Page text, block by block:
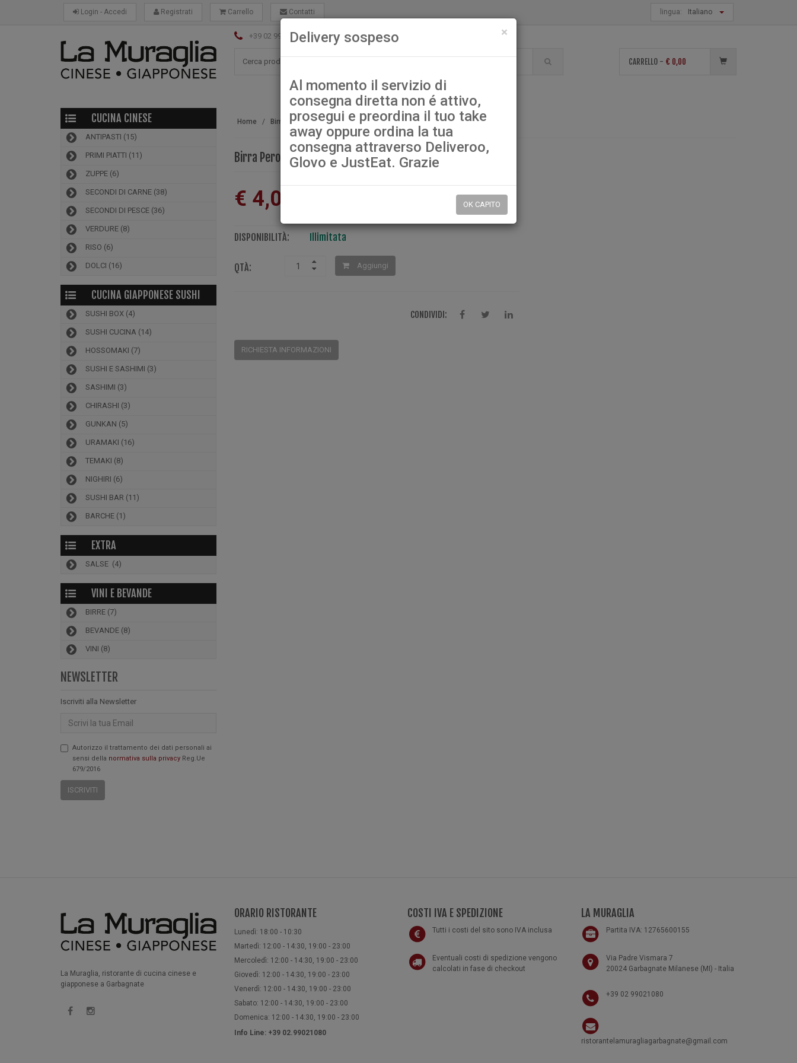
Login - Accedi Registrati Carrello Contatti lingua: Italiano
+39 02 99021080 ristorantelamuragliagarbagnate@gmail.com
CARRELLO - € 0,00
CUCINA CINESE
ANTIPASTI (15)
PRIMI PIATTI (11)
ZUPPE (6)
SECONDI DI CARNE (38)
SECONDI DI PESCE (36)
VERDURE (8)
RISO (6)
DOLCI (16)
CUCINA GIAPPONESE SUSHI
SUSHI BOX (4)
SUSHI CUCINA (14)
HOSSOMAKI (7)
SUSHI E SASHIMI (3)
SASHIMI (3)
CHIRASHI (3)
GUNKAN (5)
URAMAKI (16)
TEMAKI (8)
NIGHIRI (6)
SUSHI BAR (11)
BARCHE (1)
EXTRA
SALSE (4)
VINI E BEVANDE
BIRRE (7)
BEVANDE (8)
VINI (8)
NEWSLETTER
Iscriviti alla Newsletter
Email
Autorizzo il trattamento dei dati personali ai
sensi della normativa sulla privacy Reg.Ue
679/2016
ISCRIVITI
Home Birre Birra Peroni
Birra Peroni
€ 4,00
DISPONIBILITÀ: Illimitata
QTÀ: Aggiungi
CONDIVIDI:
RICHIESTA INFORMAZIONI
La Muraglia, ristorante di cucina cinese e
giapponese a Garbagnate
ORARIO RISTORANTE
Lunedì: 18:00 - 10:30
Martedì: 12:00 - 14:30, 19:00 - 23:00
Mercoledì: 12:00 - 14:30, 19:00 - 23:00
Giovedì: 12:00 - 14:30, 19:00 - 23:00
Venerdì: 12:00 - 14:30, 19:00 - 23:00
Sabato: 12:00 - 14:30, 19:00 - 23:00
Domenica: 12:00 - 14:30, 19:00 - 23:00
Info Line: +39 02.99021080
COSTI IVA E SPEDIZIONE
Tutti i costi del sito sono IVA inclusa
Eventuali costi di spedizione vengono
calcolati in fase di checkout
LA MURAGLIA
Partita IVA: 12765600155
Via Padre Vismara 7
20024 Garbagnate Milanese (MI) - Italia
+39 02 99021080
ristorantelamuragliagarbagnate@gmail.com
×
Delivery sospeso
Al momento il servizio di
consegna diretta non é attivo,
prosegui e preordina il tuo take
away oppure ordina la tua
consegna attraverso Deliveroo,
Glovo e JustEat. Grazie
OK CAPITO